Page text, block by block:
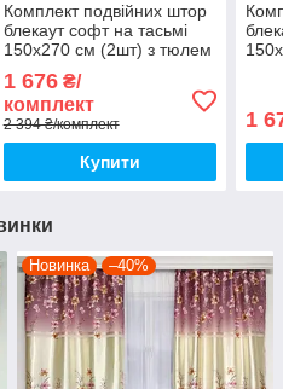
Комплект подвійних штор
блекаут софт на тасьмі
150х270 см (2шт) з тюлем
шифон 400х270 см Колір
Бордовий
1 676₴/
комплект
2 394 ₴/комплект
Купити
1
Новинка –40%